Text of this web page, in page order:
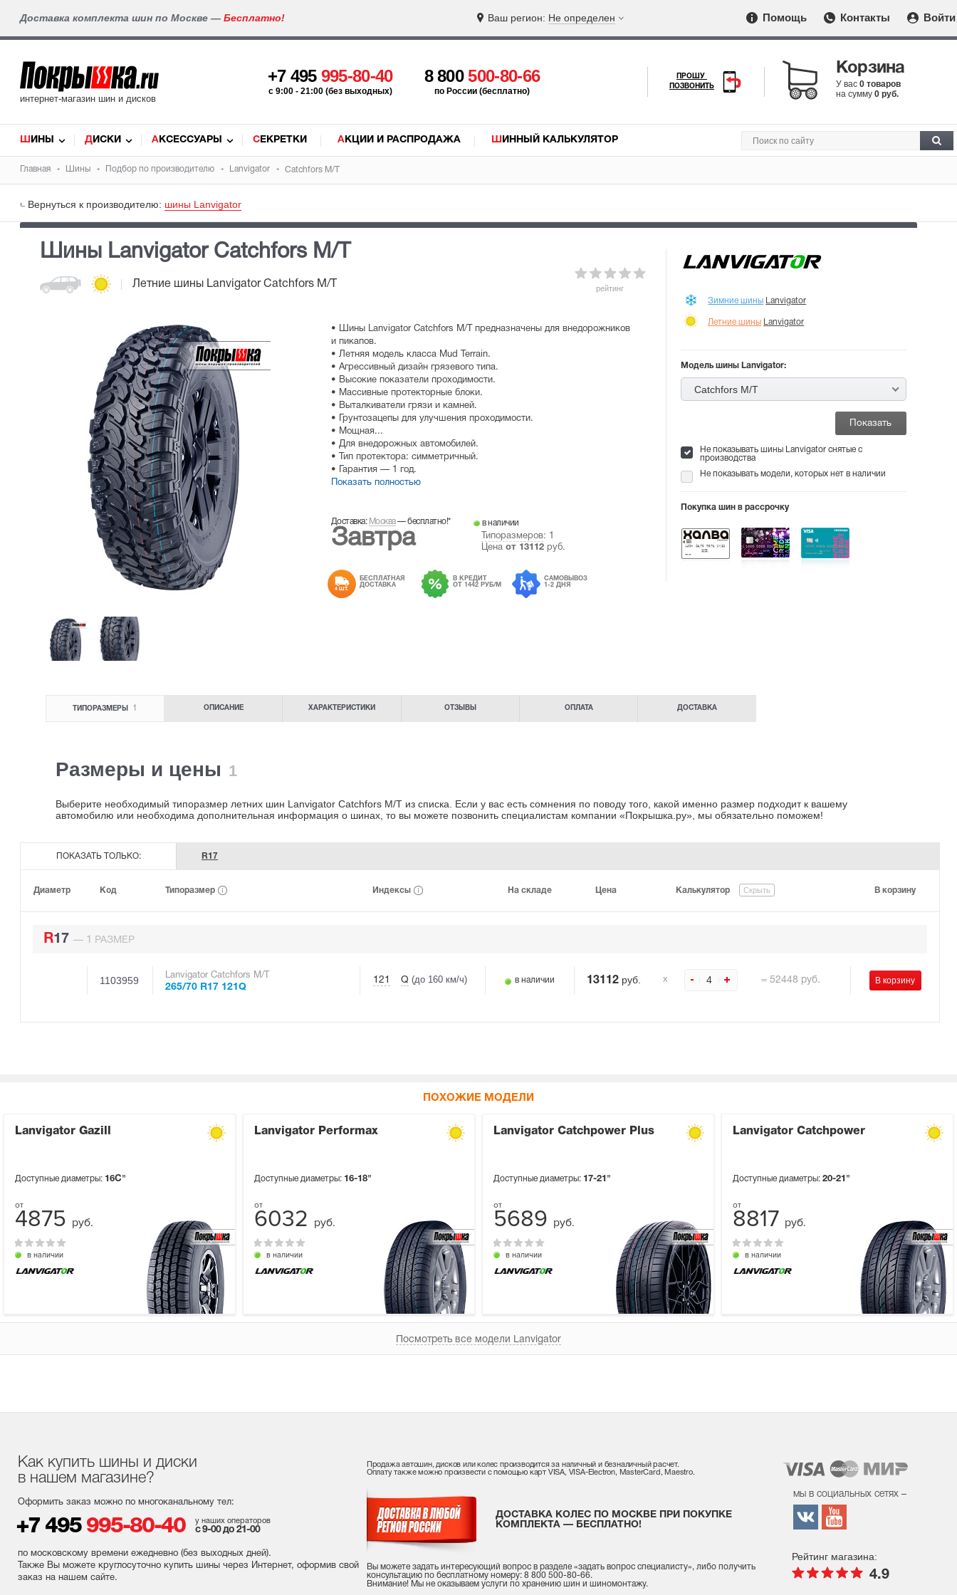
Доставка комплекта шин по Москве — Бесплатно! Ваш регион: Не определен Помощь Контакты Войти
интернет-магазин шин и дисков
+7 495 995-80-40
c 9:00 - 21:00 (без выходных)
8 800500-80-66
по России (бесплатно)
ПРОШУ
ПОЗВОНИТЬ
Корзина
У вас 0 товаров
на сумму 0 руб.
ШИНЫ ДИСКИ АКСЕССУАРЫ СЕКРЕТКИ АКЦИИ И РАСПРОДАЖА ШИННЫЙ КАЛЬКУЛЯТОР
Главная Шины Подбор по производителю Lanvigator Catchfors M/T
Вернуться к производителю: шины Lanvigator
Шины Lanvigator Catchfors M/T
Летние шины Lanvigator Catchfors M/T рейтинг
• Шины Lanvigator Catchfors M/T предназначены для внедорожников
и пикапов.
• Летняя модель класса Mud Terrain.
• Агрессивный дизайн грязевого типа.
• Высокие показатели проходимости.
• Массивные протекторные блоки.
• Выталкиватели грязи и камней.
• Грунтозацепы для улучшения проходимости.
• Мощная...
• Для внедорожных автомобилей.
• Тип протектора: симметричный.
• Гарантия — 1 год.
Показать полностью
Доставка: Москва—бесплатно!*
Завтра
в наличии
Типоразмеров: 1
Цена от 13112руб.
4 ШТ.
БЕСПЛАТНАЯ
ДОСТАВКА
В КРЕДИТ
ОТ 1442 РУБ/М
САМОВЫВОЗ
1-2 ДНЯ
Зимние шины Lanvigator
Летние шины Lanvigator
Модель шины Lanvigator:
Catchfors M/T
Не показывать шины Lanvigator снятые с
производства
Не показывать модели, которых нет в наличии
Покупка шин в рассрочку
ТИПОРАЗМЕРЫ 1 ОПИСАНИЕ ХАРАКТЕРИСТИКИ ОТЗЫВЫ ОПЛАТА ДОСТАВКА
Размеры и цены 1
Выберите необходимый типоразмер летних шин Lanvigator Catchfors M/T из списка. Если у вас есть сомнения по поводу того, какой именно размер подходит к вашему
автомобилю или необходима дополнительная информация о шинах , то вы можете позвонить специалистам компании «Покрышка.ру» , мы обязательно поможем!
ПОКАЗАТЬ ТОЛЬКО: R17
Диаметр Код Типоразмер Индексы На складе Цена Калькулятор Скрыть В корзину
R17 — 1 РАЗМЕР
1103959 Lanvigator Catchfors M/T
265/70 R17 121Q
121 Q (до 160 км/ч) в наличии 13112 руб. х 4 = 52448 руб.
ПОХОЖИЕ МОДЕЛИ
Lanvigator Gazill
Доступные диаметры: 16C"
4875 руб.
в наличии
Lanvigator Performax
Доступные диаметры: 16-18"
6032 руб.
в наличии
Lanvigator Catchpower Plus
Доступные диаметры: 17-21"
5689 руб.
в наличии
Lanvigator Catchpower
Доступные диаметры: 20-21"
8817 руб.
в наличии
Посмотреть все модели Lanvigator
Как купить шины и диски
в нашем магазине?
Оформить заказ можно по многоканальному тел:
+7 495 995-80-40 у наших операторов
с 9-00 до 21-00
по московскому времени ежедневно (без выходных дней).
Также Вы можете круглосуточно купить шины через Интернет, оформив свой
заказ на нашем сайте.
Продажа автошин, дисков или колес производится за наличный и безналичный расчет.
Оплату также можно произвести с помощью карт VISA, VISA-Electron, MasterCard, Maestro.
ДОСТАВКА КОЛЕС ПО МОСКВЕ ПРИ ПОКУПКЕ
КОМПЛЕКТА — БЕСПЛАТНО!
Вы можете задать интересующий вопрос в разделе «задать вопрос специалисту», либо получить
консультацию по бесплатному номеру: 8 800 500-80-66.
Внимание! Мы не оказываем услуги по хранению шин и шиномонтажу.
мы в социальных сетях –
Рейтинг магазина:
4.9